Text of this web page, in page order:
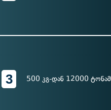
3 500 კგ-დან 12000